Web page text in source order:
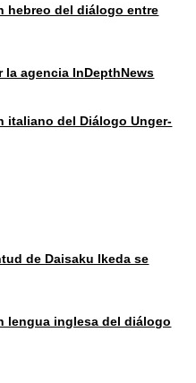
hebreo del diálogo entre
agencia InDepthNews
italiano del Diálogo Unger-
de Daisaku Ikeda se
lengua inglesa del diálogo